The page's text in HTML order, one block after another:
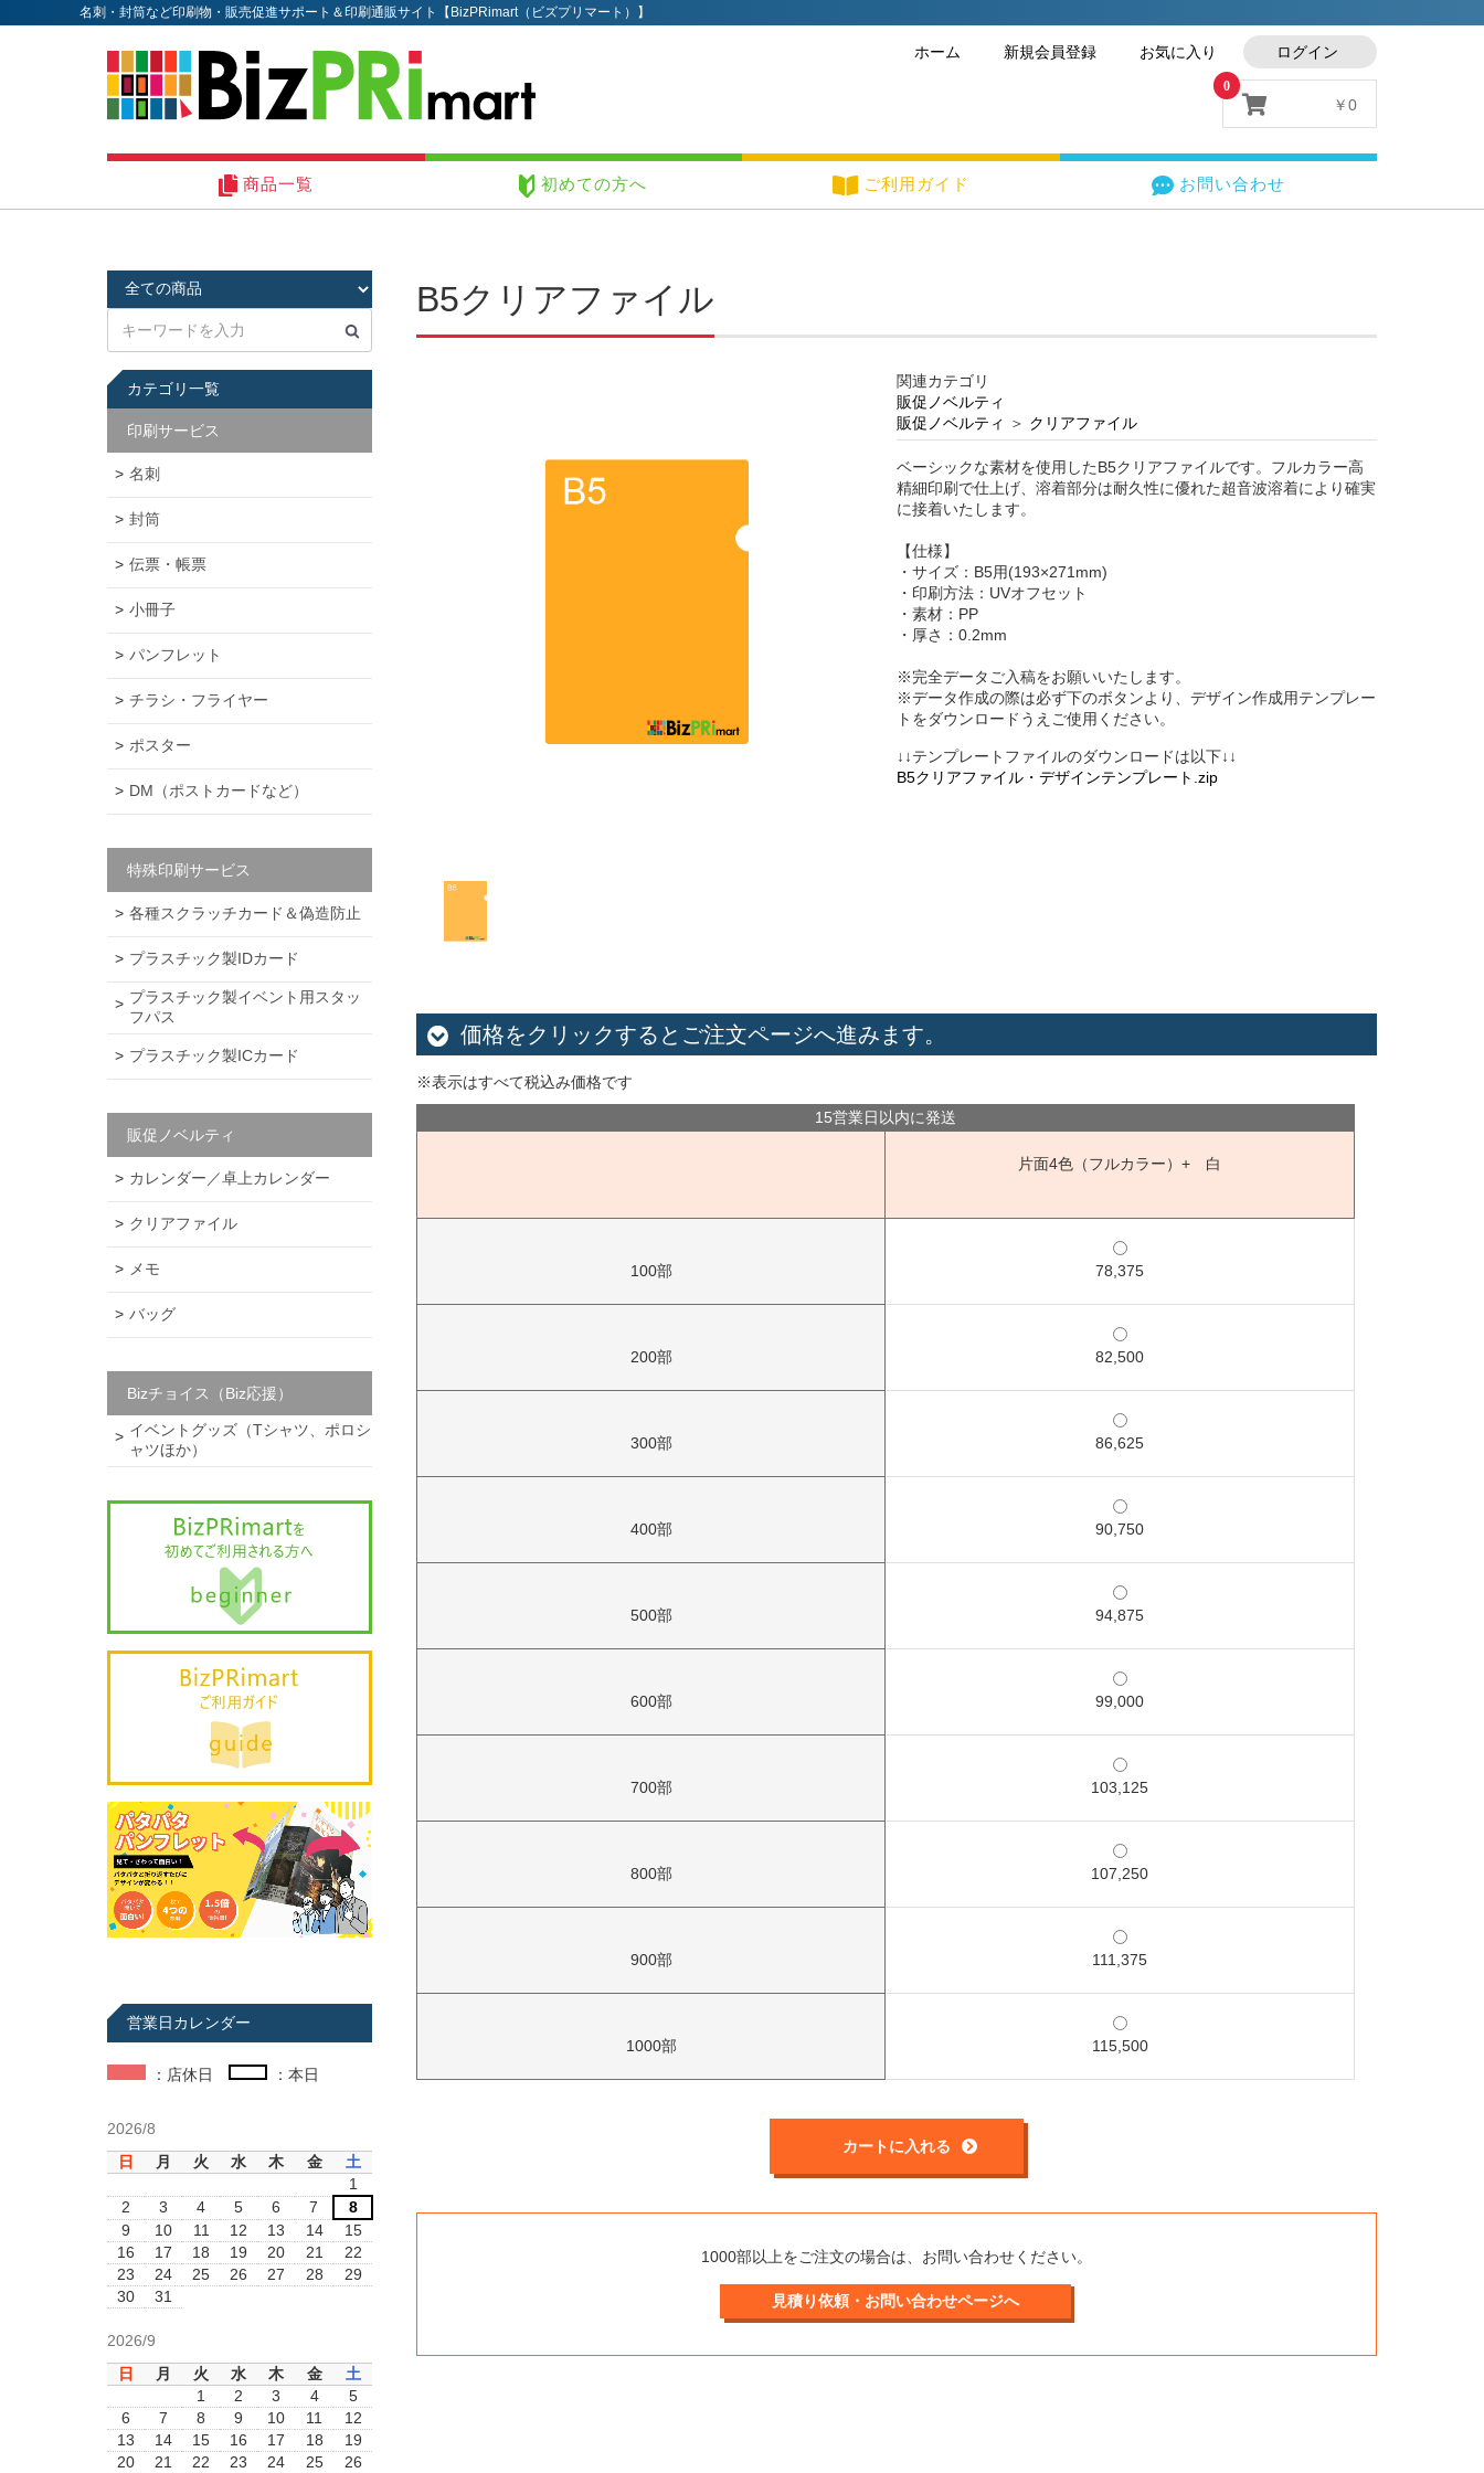
名刺・封筒など印刷物・販売促進サポート＆印刷通販サイト【BizPRimart（ビズプリマート）】
ホーム 新規会員登録 お気に入り ログイン
0
￥0
商品一覧 初めての方へ ご利用ガイド お問い合わせ
B5クリアファイル
関連カテゴリ
販促ノベルティ
販促ノベルティ
＞ クリアファイル
ベーシックな素材を使用したB5クリアファイルです。フルカラー高
精細印刷で仕上げ、溶着部分は耐久性に優れた超音波溶着により確実
に接着いたします。
【仕様】
・サイズ：B5用(193×271mm)
・印刷方法：UVオフセット
・素材：PP
・厚さ：0.2mm
※完全データご入稿をお願いいたします。
※データ作成の際は必ず下のボタンより、デザイン作成用テンプレー
トをダウンロードうえご使用ください。
↓↓テンプレートファイルのダウンロードは以下↓↓
B5クリアファイル・デザインテンプレート.zip
価格をクリックするとご注文ページへ進みます。
※表示はすべて税込み価格です
15営業日以内に発送
片面4色（フルカラー）+ 白
100部 78,375
200部 82,500
300部 86,625
400部 90,750
500部 94,875
600部 99,000
700部 103,125
800部 107,250
900部 111,375
1000部 115,500
カートに入れる
1000部以上をご注文の場合は、お問い合わせください。
見積り依頼・お問い合わせページへ
カテゴリ一覧
印刷サービス
名刺
封筒
伝票・帳票
小冊子
パンフレット
チラシ・フライヤー
ポスター
DM（ポストカードなど）
特殊印刷サービス
各種スクラッチカード＆偽造防止
プラスチック製IDカード
プラスチック製イベント用スタッ
フパス
プラスチック製ICカード
販促ノベルティ
カレンダー／卓上カレンダー
クリアファイル
メモ
バッグ
Bizチョイス（Biz応援）
イベントグッズ（Tシャツ、ポロシ
ャツほか）
営業日カレンダー
：店休日 ：本日
2026/8
日
月 火 水 木 金
土
1
2
3 4 5 6 7
8
9
10 11 12 13 14
15
16
17 18 19 20 21
22
23
24 25 26 27 28
29
30
31
2026/9
日
月 火 水 木 金
土
1
2 3 4
5
6
7 8 9 10 11
12
13
14 15 16 17 18
19
20
21 22 23 24 25
26